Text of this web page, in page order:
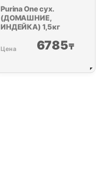
Purina Oneсух.
(ДОМАШНИЕ,
ИНДЕЙКА) 1,5кг
6785₸